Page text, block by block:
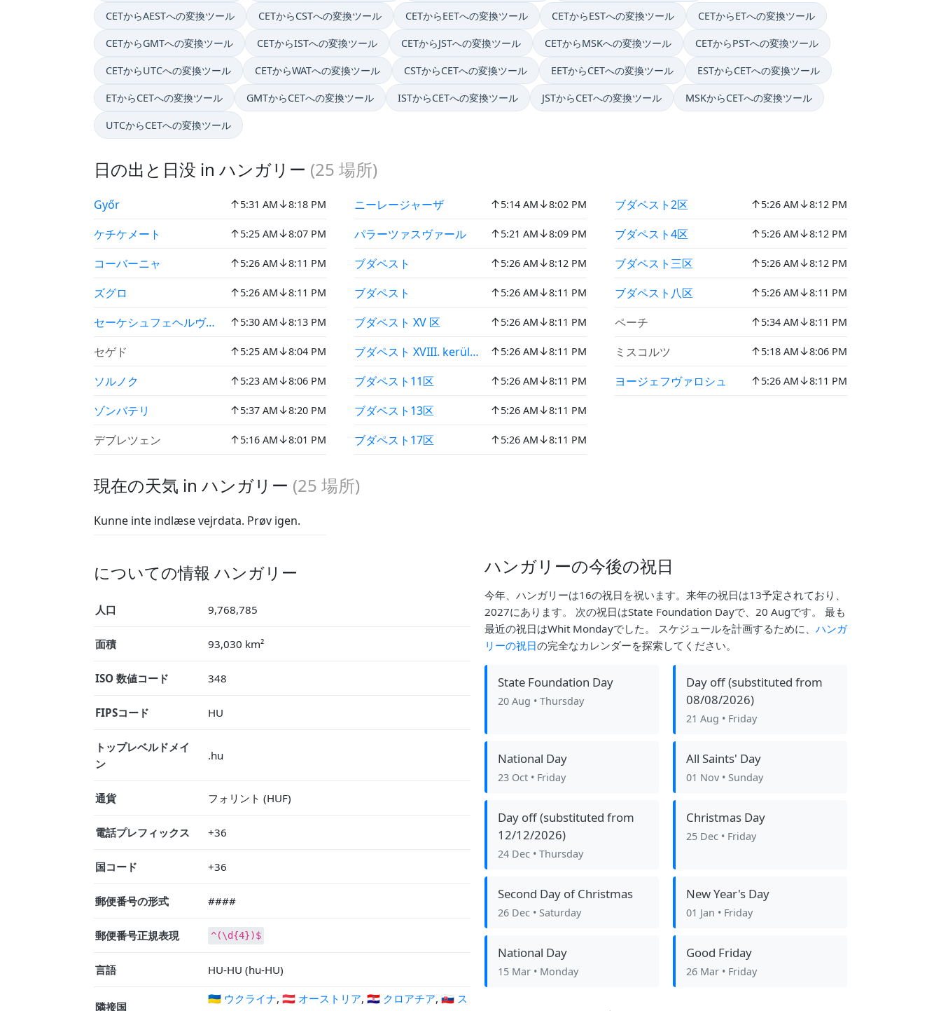
CETからAESTへの変換ツール CETからCSTへの変換ツール CETからEETへの変換ツール CETからESTへの変換ツール CETからETへの変換ツール
CETからGMTへの変換ツール CETからISTへの変換ツール CETからJSTへの変換ツール CETからMSKへの変換ツール CETからPSTへの変換ツール
CETからUTCへの変換ツール CETからWATへの変換ツール CSTからCETへの変換ツール EETからCETへの変換ツール ESTからCETへの変換ツール
ETからCETへの変換ツール GMTからCETへの変換ツール ISTからCETへの変換ツール JSTからCETへの変換ツール MSKからCETへの変換ツール
UTCからCETへの変換ツール
日の出と日没 in ハンガリー (25 場所)
Győr ↑5:31 AM↓8:18 PM
ケチケメート ↑5:25 AM↓8:07 PM
コーバーニャ ↑5:26 AM↓8:11 PM
ズグロ ↑5:26 AM↓8:11 PM
セーケシュフェヘルヴァール
↑5:30 AM↓8:13 PM
セゲド ↑5:25 AM↓8:04 PM
ソルノク ↑5:23 AM↓8:06 PM
ゾンバテリ ↑5:37 AM↓8:20 PM
デブレツェン ↑5:16 AM↓8:01 PM
ニーレージャーザ ↑5:14 AM↓8:02 PM
パラーツァスヴァール ↑5:21 AM↓8:09 PM
ブダペスト ↑5:26 AM↓8:12 PM
ブダペスト ↑5:26 AM↓8:11 PM
ブダペスト XV 区 ↑5:26 AM↓8:11 PM
ブダペスト XVIII. kerület ↑5:26 AM↓8:11 PM
ブダペスト11区 ↑5:26 AM↓8:11 PM
ブダペスト13区 ↑5:26 AM↓8:11 PM
ブダペスト17区 ↑5:26 AM↓8:11 PM
ブダペスト2区 ↑5:26 AM↓8:12 PM
ブダペスト4区 ↑5:26 AM↓8:12 PM
ブダペスト三区 ↑5:26 AM↓8:12 PM
ブダペスト八区 ↑5:26 AM↓8:11 PM
ペーチ ↑5:34 AM↓8:11 PM
ミスコルツ ↑5:18 AM↓8:06 PM
ヨージェフヴァロシュ ↑5:26 AM↓8:11 PM
現在の天気 in ハンガリー (25 場所)
Kunne inte indlæse vejrdata. Prøv igen.
についての情報 ハンガリー
人口 9,768,785
面積 93,030 km²
ISO 数値コード 348
FIPSコード HU
トップレベルドメイ
ン
.hu
通貨 フォリント (HUF)
電話プレフィックス +36
国コード +36
郵便番号の形式 ####
郵便番号正規表現 ^(\d{4})$
言語 HU-HU (hu-HU)
隣接国
🇺🇦 ウクライナ, 🇦🇹 オーストリア, 🇭🇷 クロアチア, 🇸🇰 ス
ハンガリーの今後の祝日
今年、ハンガリーは16の祝日を祝います。来年の祝日は13予定されており、
2027にあります。 次の祝日はState Foundation Dayで、20 Augです。 最も
最近の祝日はWhit Mondayでした。 スケジュールを計画するために、 ハンガ
リーの祝日の完全なカレンダーを探索してください。
State Foundation Day
20 Aug • Thursday
Day off (substituted from
08/08/2026)
21 Aug • Friday
National Day
23 Oct • Friday
All Saints' Day
01 Nov • Sunday
Day off (substituted from
12/12/2026)
24 Dec • Thursday
Christmas Day
25 Dec • Friday
Second Day of Christmas
26 Dec • Saturday
New Year's Day
01 Jan • Friday
National Day
15 Mar • Monday
Good Friday
26 Mar • Friday